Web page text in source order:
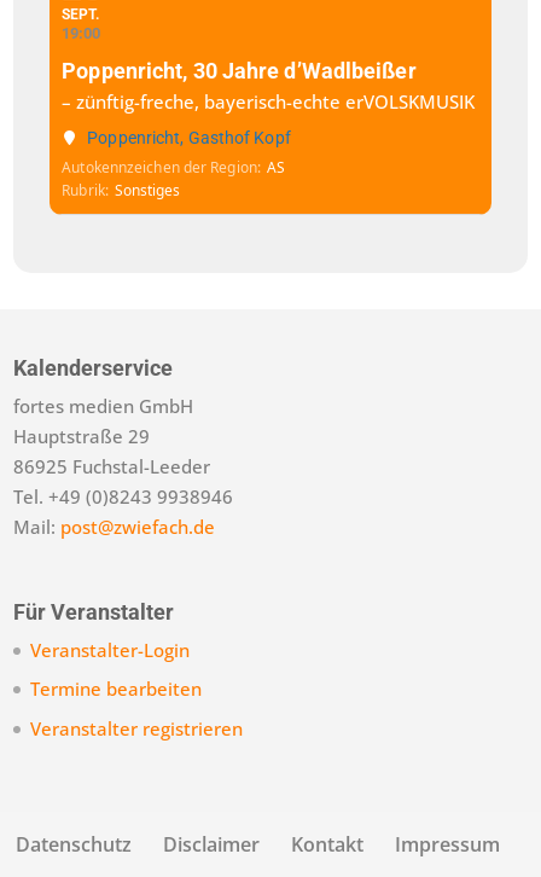
SEPT.
19:00
Poppenricht, 30 Jahre d’Wadlbeißer
– zünftig-freche, bayerisch-echte erVOLSKMUSIK
Poppenricht, Gasthof Kopf
Autokennzeichen der Region AS
Rubrik Sonstiges
Kalenderservice
fortes medien GmbH
Hauptstraße 29
86925 Fuchstal-Leeder
Tel. +49 (0)8243 9938946
Mail: post@zwiefach.de
Für Veranstalter
Veranstalter-Login
Termine bearbeiten
Veranstalter registrieren
Datenschutz Disclaimer Kontakt Impressum